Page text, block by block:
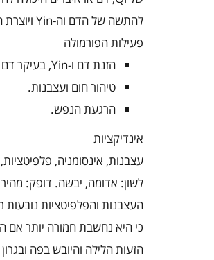
להתשה של הדם וה-Yin
פעילות הפורמולה
הזנת דם ו-Yin, בעיקר
טיהור חום ועצבנות.
הרגעת הנפש.
אינדיקציות
עצבנות, אינסומניה,
לשון: אדומה, יבשה. דופק:
העצבנות והפלפיטציות
כי היא נחשבת חמורה יותר אם
הזעות הלילה והיובש בפה